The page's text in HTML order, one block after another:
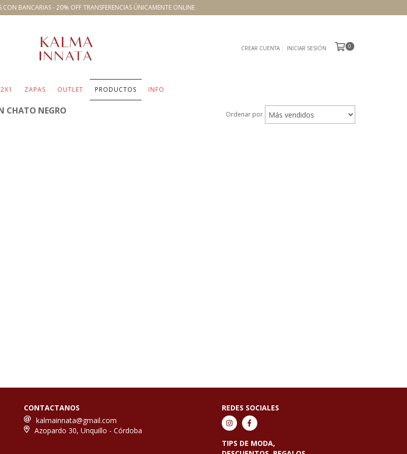
CON BANCARIAS - 20% OFF TRANSFERENCIAS ÚNICAMENTE ONLINE
CREAR CUENTA INICIAR SESIÓN 0
2X1 ZAPAS OUTLET PRODUCTOS INFO
CHATO NEGRO Ordenar por
CONTACTANOS
kalmainnata@gmail.com
Azopardo 30, Unquillo - Córdoba
REDES SOCIALES
TIPS DE MODA,